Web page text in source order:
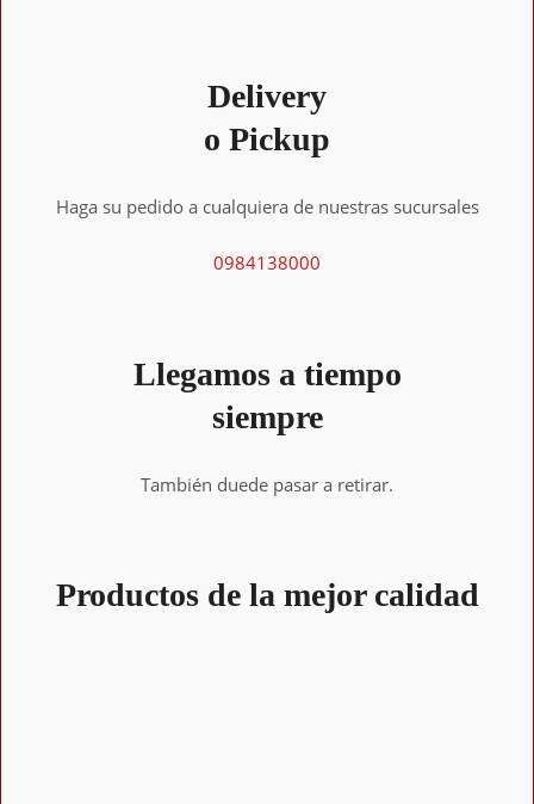
Delivery
o Pickup
Haga su pedido a cualquiera de nuestras sucursales
0984138000
Llegamos a tiempo
siempre
También duede pasar a retirar.
Productos de la mejor calidad